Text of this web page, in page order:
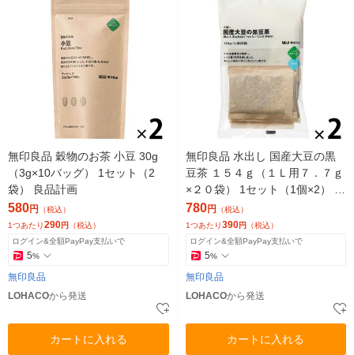
無印良品 穀物のお茶 小豆 30g
（3g×10バッグ） 1セット（2
袋） 良品計画
580円 （税込）
1つあたり290円 （税込）
ログイン&全額PayPay支払いで
5%
無印良品
LOHACOから発送
カートに入れる
無印良品 水出し 国産大豆の黒
豆茶 １５４ｇ（１Ｌ用７．７ｇ
×２０袋） 1セット（1個×2） 良
品計画
780円 （税込）
1つあたり390円 （税込）
ログイン&全額PayPay支払いで
5%
無印良品
LOHACOから発送
カートに入れる